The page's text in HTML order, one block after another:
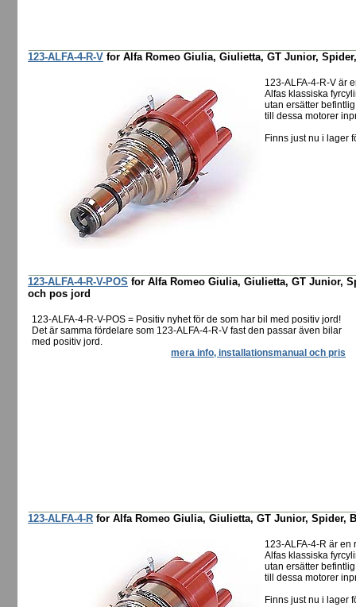
123-ALFA-4-R-V for Alfa Romeo Giulia, Giulietta, GT Junior,
123-ALFA-4-R-V är
Alfas klassiska
utan ersätter
till dessa motorer
Finns just nu i lager
123-ALFA-4-R-V-POS for Alfa Romeo Giulia, Giulietta, GT Junior,
och pos jord
123-ALFA-4-R-V-POS = Positiv nyhet för de som har bil med positiv jord!
Det är samma fördelare som 123-ALFA-4-R-V fast den passar även bilar
med positiv jord.
mera info, installationsmanual och pris
123-ALFA-4-R for Alfa Romeo Giulia, Giulietta, GT Junior, Spider,
123-ALFA-4-R är
Alfas klassiska
utan ersätter
till dessa motorer
Finns just nu i lager